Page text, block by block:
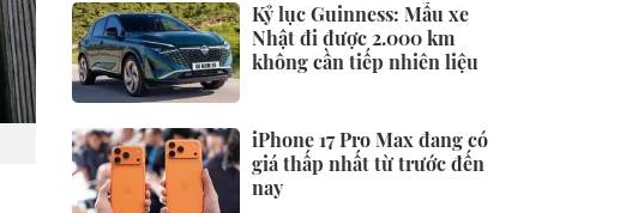
Kỷ lục Guinness: Mẫu xe
Nhật đi được 2.000 km
không cần tiếp nhiên liệu
iPhone 17 Pro Max đang có
giá thấp nhất từ trước đến
nay